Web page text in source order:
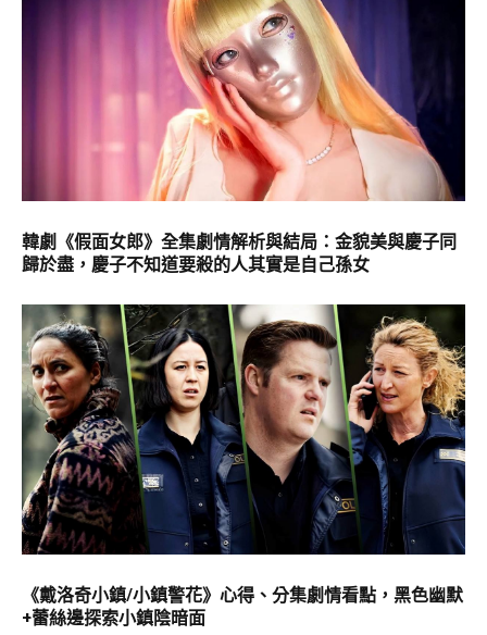
韓劇《假面女郎》全集劇情解析與結局：金貌美與慶子同
歸於盡，慶子不知道要殺的人其實是自己孫女
《戴洛奇小鎮/小鎮警花》心得、分集劇情看點，黑色幽默
+蕾絲邊探索小鎮陰暗面